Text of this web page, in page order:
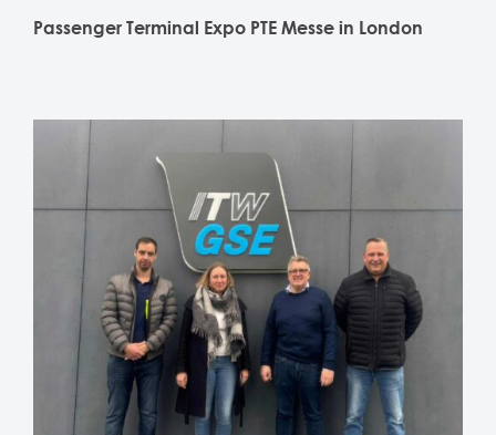
Passenger Terminal Expo PTE Messe in London